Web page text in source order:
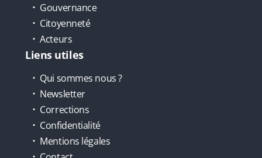
Gouvernance
Citoyenneté
Acteurs
Liens utiles
Qui sommes nous ?
Newsletter
Corrections
Confidentialité
Mentions légales